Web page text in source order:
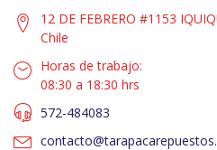
12 DE FEBRERO #1153
Chile
Horas de trabajo:
08:30 a 18:30 hrs
572-484083